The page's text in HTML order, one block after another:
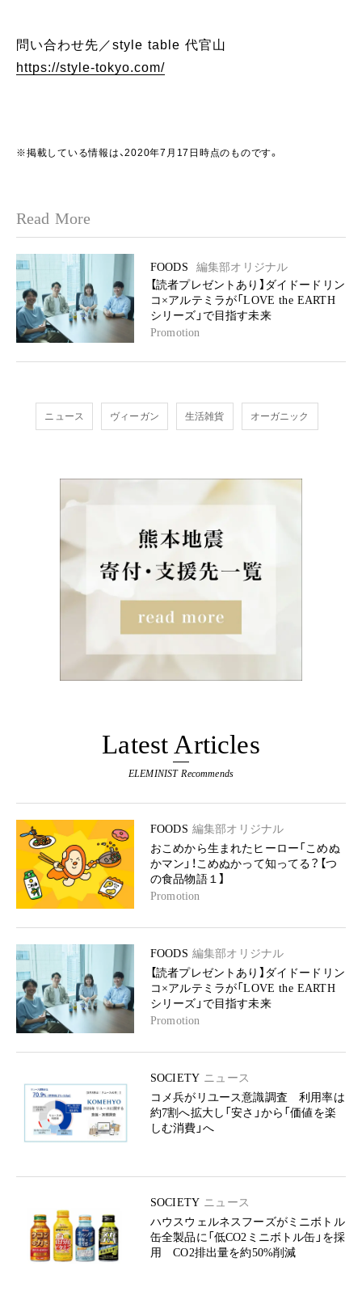
問い合わせ先／style table 代官山
https://style-tokyo.com/
※掲載している情報は、2020年7月17日時点のものです。
Read More
FOODS
編集部オリジナル
【読者プレゼントあり】ダイドードリン
コ×アルテミラが「LOVE the EARTH
シリーズ」で目指す未来
Promotion
ニュース ヴィーガン 生活雑貨 オーガニック
Latest Articles
ELEMINIST Recommends
FOODS 編集部オリジナル
おこめから生まれたヒーロー「こめぬ
かマン」！こめぬかって知ってる？【つ
の食品物語１】
Promotion
FOODS 編集部オリジナル
【読者プレゼントあり】ダイドードリン
コ×アルテミラが「LOVE the EARTH
シリーズ」で目指す未来
Promotion
SOCIETY ニュース
コメ兵がリユース意識調査 利用率は
約7割へ拡大し「安さ」から「価値を楽
しむ消費」へ
SOCIETY ニュース
ハウスウェルネスフーズがミニボトル
缶全製品に「低CO2ミニボトル缶」を採
用 CO2排出量を約50%削減